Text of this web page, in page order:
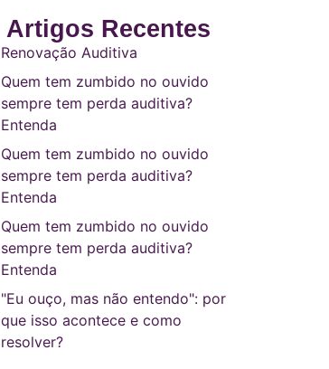
Artigos Recentes
Renovação Auditiva
Quem tem zumbido no ouvido
sempre tem perda auditiva?
Entenda
Quem tem zumbido no ouvido
sempre tem perda auditiva?
Entenda
Quem tem zumbido no ouvido
sempre tem perda auditiva?
Entenda
"Eu ouço, mas não entendo": por
que isso acontece e como
resolver?